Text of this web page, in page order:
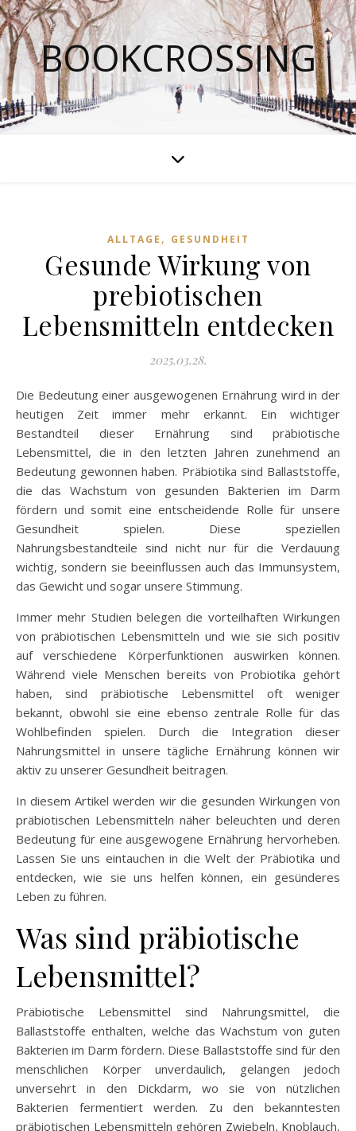
BOOKCROSSING
ALLTAGE , GESUNDHEIT
Gesunde Wirkung von
prebiotischen
Lebensmitteln entdecken
2025.03.28.
Die Bedeutung einer ausgewogenen Ernährung wird in der
heutigen Zeit immer mehr erkannt. Ein wichtiger
Bestandteil dieser Ernährung sind präbiotische
Lebensmittel, die in den letzten Jahren zunehmend an
Bedeutung gewonnen haben. Präbiotika sind Ballaststoffe,
die das Wachstum von gesunden Bakterien im Darm
fördern und somit eine entscheidende Rolle für unsere
Gesundheit spielen. Diese speziellen
Nahrungsbestandteile sind nicht nur für die Verdauung
wichtig, sondern sie beeinflussen auch das Immunsystem,
das Gewicht und sogar unsere Stimmung.
Immer mehr Studien belegen die vorteilhaften Wirkungen
von präbiotischen Lebensmitteln und wie sie sich positiv
auf verschiedene Körperfunktionen auswirken können.
Während viele Menschen bereits von Probiotika gehört
haben, sind präbiotische Lebensmittel oft weniger
bekannt, obwohl sie eine ebenso zentrale Rolle für das
Wohlbefinden spielen. Durch die Integration dieser
Nahrungsmittel in unsere tägliche Ernährung können wir
aktiv zu unserer Gesundheit beitragen.
In diesem Artikel werden wir die gesunden Wirkungen von
präbiotischen Lebensmitteln näher beleuchten und deren
Bedeutung für eine ausgewogene Ernährung hervorheben.
Lassen Sie uns eintauchen in die Welt der Präbiotika und
entdecken, wie sie uns helfen können, ein gesünderes
Leben zu führen.
Was sind präbiotische
Lebensmittel?
Präbiotische Lebensmittel sind Nahrungsmittel, die
Ballaststoffe enthalten, welche das Wachstum von guten
Bakterien im Darm fördern. Diese Ballaststoffe sind für den
menschlichen Körper unverdaulich, gelangen jedoch
unversehrt in den Dickdarm, wo sie von nützlichen
Bakterien fermentiert werden. Zu den bekanntesten
präbiotischen Lebensmitteln gehören Zwiebeln, Knoblauch,